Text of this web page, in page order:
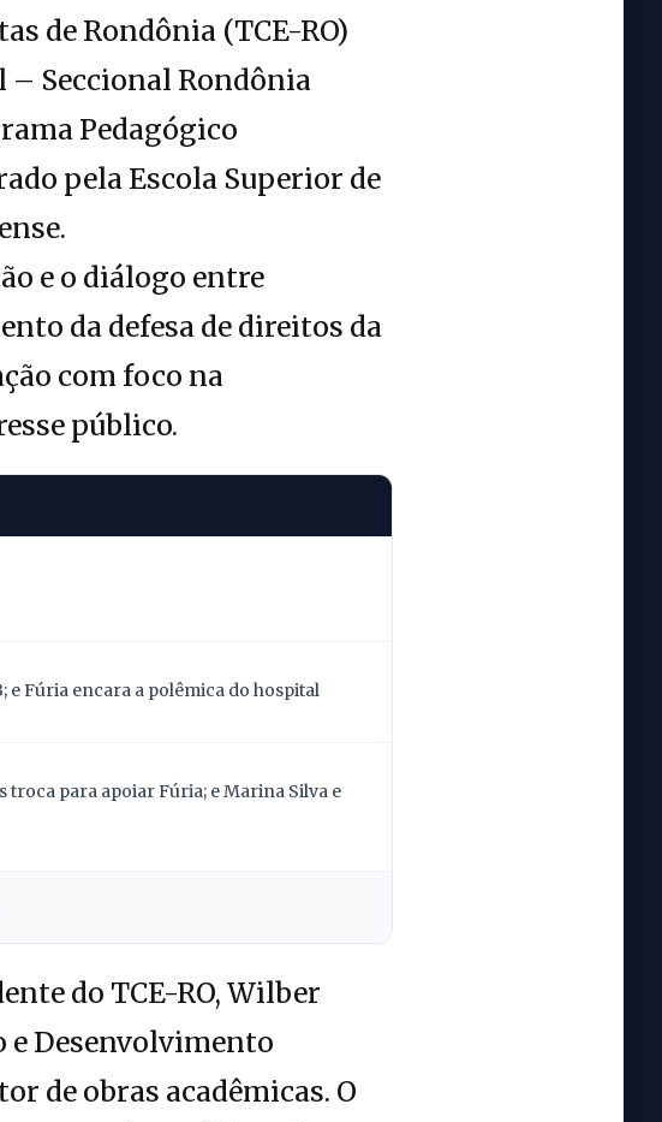
de Rondônia (TCE-RO)
– Seccional Rondônia
Pedagógico
pela Escola Superior de
e o diálogo entre
da defesa de direitos da
com foco na
público.
Fúria encara a polêmica do hospital
para apoiar Fúria; e Marina Silva e
do TCE-RO, Wilber
e Desenvolvimento
de obras acadêmicas. O